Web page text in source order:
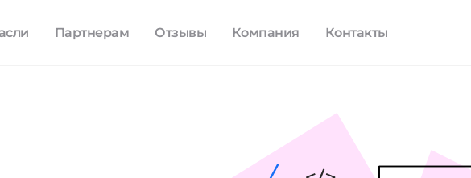
Партнерам Отзывы Компания Контакты